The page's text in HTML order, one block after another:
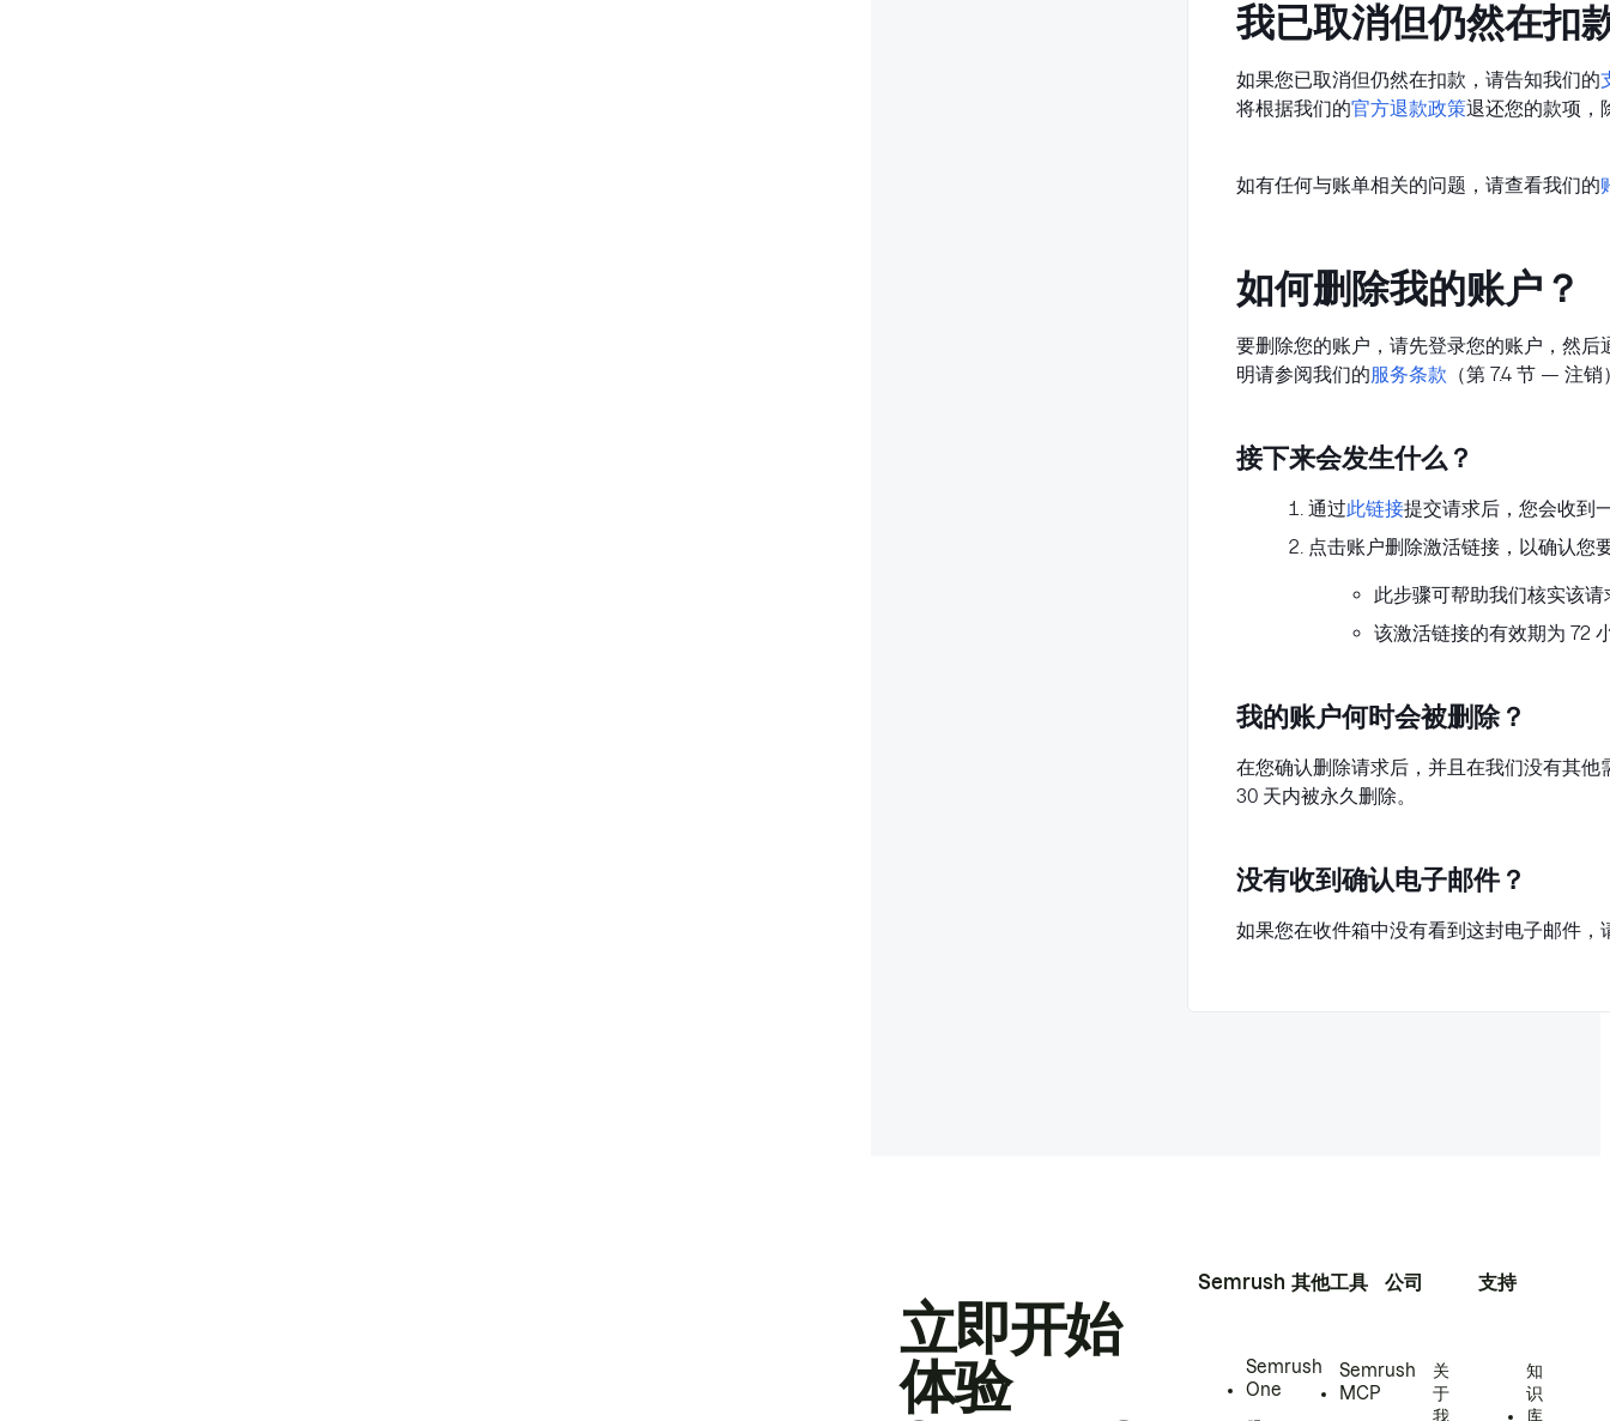
我已取消但仍然在扣
如果您已取消但仍然在扣款，请告知我们的
将根据我们的官方退款政策退还您的款项，
如有任何与账单相关的问题，请查看我们的
如何删除我的账户？
要删除您的账户，请先登录您的账户，然后
明请参阅我们的服务条款 （第 7.4 节 — 注销
接下来会发生什么？
通过此链接提交请求后，您会收到
点击账户删除激活链接，以确认您
此步骤可帮助我们核实该
该激活链接的有效期为 72
我的账户何时会被删除？
在您确认删除请求后，并且在我们没有其
30 天内被永久删除。
没有收到确认电子邮件？
如果您在收件箱中没有看到这封电子邮件，
立即开始
体验
Semrush
Semrush
One
其他工具
Semrush
MCP
公司
关
于
我
支持
知
识
库